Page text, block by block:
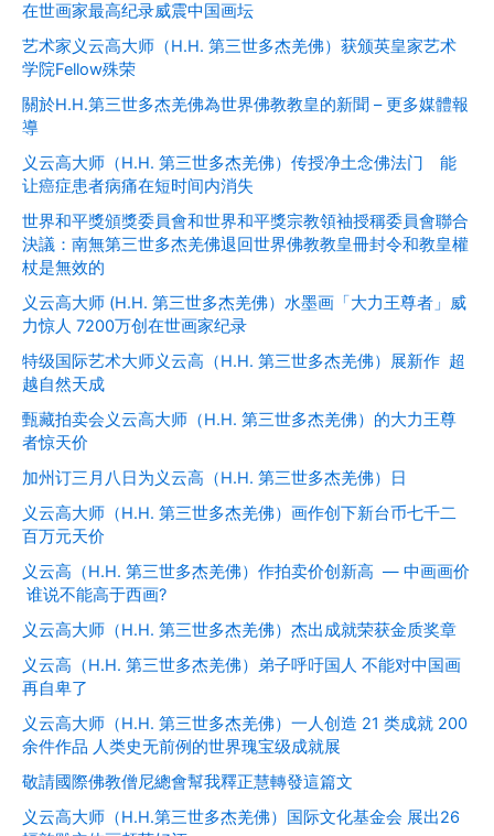
在世画家最高纪录威震中国画坛
艺术家义云高大师（H.H. 第三世多杰羌佛）获颁英皇家艺术
学院Fellow殊荣
關於H.H.第三世多杰羌佛為世界佛教教皇的新聞 – 更多媒體報
導
义云高大师（H.H. 第三世多杰羌佛）传授净土念佛法门 能
让癌症患者病痛在短时间内消失
世界和平獎頒獎委員會和世界和平獎宗教領袖授稱委員會聯合
決議：南無第三世多杰羌佛退回世界佛教教皇冊封令和教皇權
杖是無效的
义云高大师 (H.H. 第三世多杰羌佛）水墨画「大力王尊者」威
力惊人 7200万创在世画家纪录
特级国际艺术大师义云高（H.H. 第三世多杰羌佛）展新作 超
越自然天成
甄藏拍卖会义云高大师（H.H. 第三世多杰羌佛）的大力王尊
者惊天价
加州订三月八日为义云高（H.H. 第三世多杰羌佛）日
义云高大师（H.H. 第三世多杰羌佛）画作创下新台币七千二
百万元天价
义云高（H.H. 第三世多杰羌佛）作拍卖价创新高 — 中画画价
谁说不能高于西画?
义云高大师（H.H. 第三世多杰羌佛）杰出成就荣获金质奖章
义云高（H.H. 第三世多杰羌佛）弟子呼吁国人 不能对中国画
再自卑了
义云高大师（H.H. 第三世多杰羌佛）一人创造 21 类成就 200
余件作品 人类史无前例的世界瑰宝级成就展
敬請國際佛教僧尼總會幫我釋正慧轉發這篇文
义云高大师（H.H.第三世多杰羌佛）国际文化基金会 展出26